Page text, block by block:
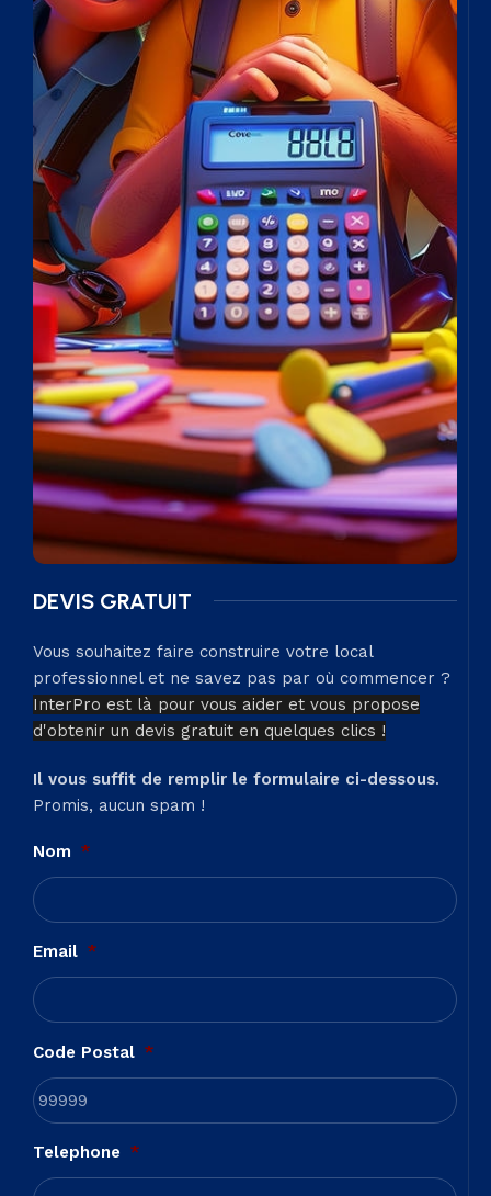
DEVIS GRATUIT
Vous souhaitez faire construire votre local
professionnel et ne savez pas par où commencer ?
InterPro est là pour vous aider et vous propose
d'obtenir un devis gratuit en quelques clics !
Il vous suffit de remplir le formulaire ci-dessous.
Promis, aucun spam !
Nom *
Email *
Code Postal *
Telephone *